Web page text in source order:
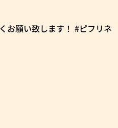
お願い致します！ #ピフリネ